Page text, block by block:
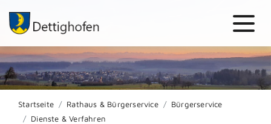
Startseite Rathaus & Bürgerservice
Bürgerservice
Dienste & Verfahren